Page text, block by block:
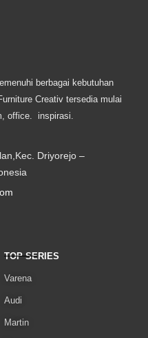
berbagai kebutuhan
Creativ tersedia mulai
office. inspirasi.
Driyorejo –
TOP SERIES
Varena
Audi
Martin